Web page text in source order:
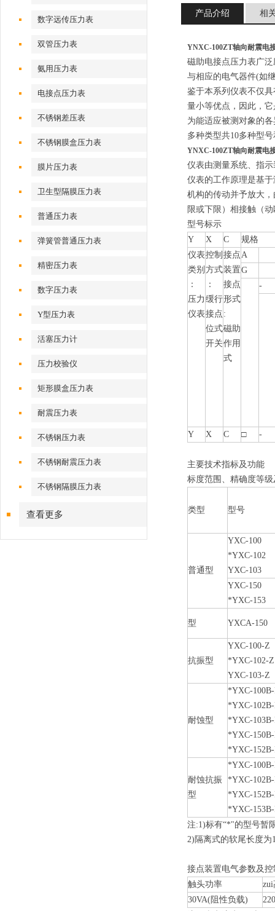
数字远传压力表
双管压力表
氨用压力表
电接点压力表
不锈钢差压表
不锈钢膜盒压力表
膜片压力表
卫生型隔膜压力表
普通压力表
弹簧管普通压力表
精密压力表
数字压力表
Y型压力表
活塞压力计
压力校验仪
矩形膜盒压力表
耐震压力表
不锈钢压力表
不锈钢耐震压力表
不锈钢隔膜压力表
查看更多
产品介绍 相
YNXC-100ZT轴向耐震电
磁助电接点压力表广
与相应的电气器件(如
鉴于本系列仪表不仅
量小等优点，因此，
为能适应被测对象的
多种类型共10多种型
YNXC-100ZT轴向耐震电
仪表由测量系统、指
仪表的工作原理是基
机构的传动并予放大
限或下限）相接触（
型号标示
Y
X C
规格
仪表
类别
：
压力
仪表
控制
方式
：
缓行
接点
位式
开关
接点
装置
接点
形式
:
磁助
作用
式
A
G
-
Y X C □ -
主要技术指标及功能
标度范围、精确度等
类型 型号
普通型
YXC-100
*YXC-102
YXC-103
YXC-150
*YXC-153
型 YXCA-150
抗振型
YXC-100-Z
*YXC-102-Z
YXC-103-Z
耐蚀型
*YXC-
*YXC-
*YXC-
*YXC-
*YXC-
耐蚀抗振
型
*YXC-
*YXC-
*YXC-
*YXC-
注:1)标有“*"的型号暂
2)隔离式的软尾长度为
接点装置电气参数及
触头功率
30VA(阻性负载)